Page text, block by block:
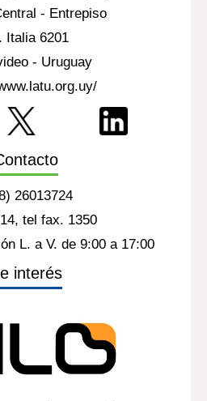
- Entrepiso
Italia 6201
- Uruguay
26013724
tel fax. 1350
L. a V. de 9:00 a 17:00
interés